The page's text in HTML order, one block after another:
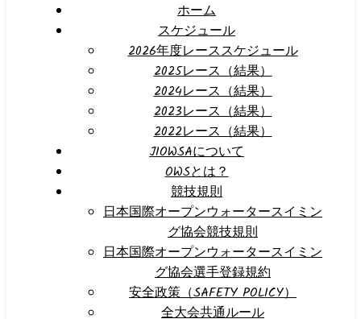
ホーム
スケジュール
2026年度レーススケジュール
2025レース（結果）
2024レース（結果）
2023レース（結果）
2022レース（結果）
JIOWSAについて
OWSとは？
競技規則
日本国際オープンウォータースイミン
グ協会競技規則
日本国際オープンウォータースイミン
グ協会選手登録規約
安全政策（SAFETY POLICY）
全大会共通ルール